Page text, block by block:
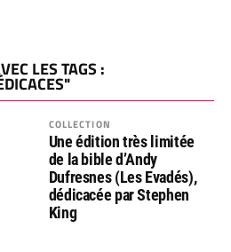
LES TAGS :
COLLECTION
Une édition très limitée
de la bible d’Andy
Dufresnes (Les Evadés),
dédicacée par Stephen
King